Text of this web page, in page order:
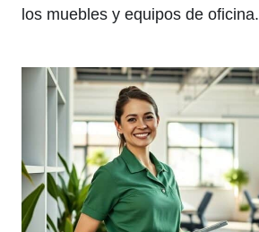
los muebles y equipos de oficina.